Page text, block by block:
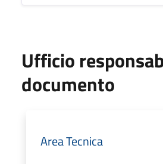
Ufficio
documento
Area Tecnica